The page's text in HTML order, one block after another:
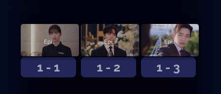
1 - 1
Episodio 1
1 - 2
Episodio 2
1 - 3
Episodio 3